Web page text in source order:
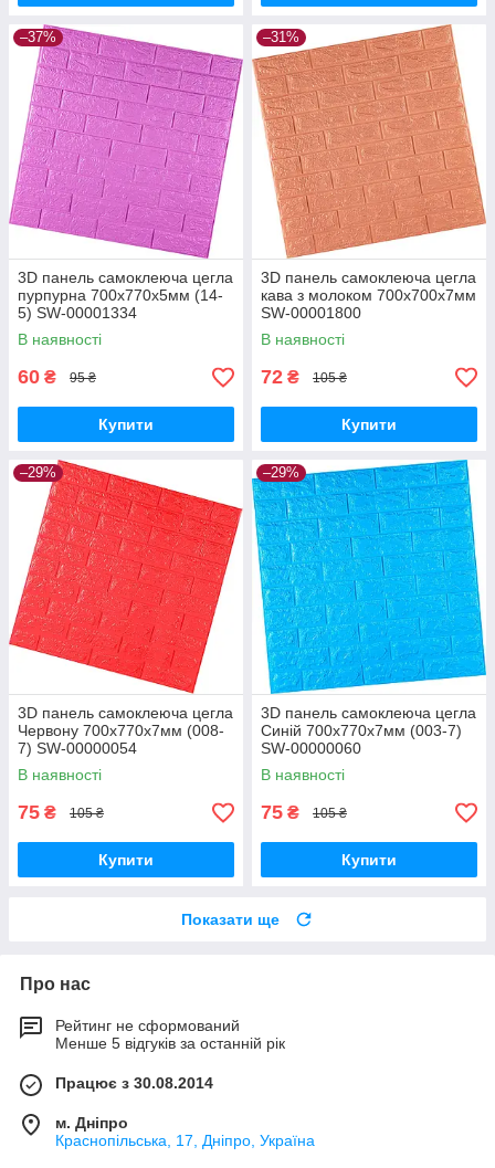
–37%
3D панель самоклеюча цегла
пурпурна 700х770х5мм (14-
5) SW-00001334
В наявності
60 ₴ 95 ₴
Купити
–31%
3D панель самоклеюча цегла
кава з молоком 700x700x7мм
SW-00001800
В наявності
72 ₴ 105 ₴
Купити
–29%
3D панель самоклеюча цегла
Червону 700х770х7мм (008-
7) SW-00000054
В наявності
75 ₴ 105 ₴
Купити
–29%
3D панель самоклеюча цегла
Синій 700х770х7мм (003-7)
SW-00000060
В наявності
75 ₴ 105 ₴
Купити
Показати ще
Про нас
Рейтинг не сформований
Менше 5 відгуків за останній рік
Працює з 30.08.2014
м. Дніпро
Краснопільська, 17, Дніпро, Україна